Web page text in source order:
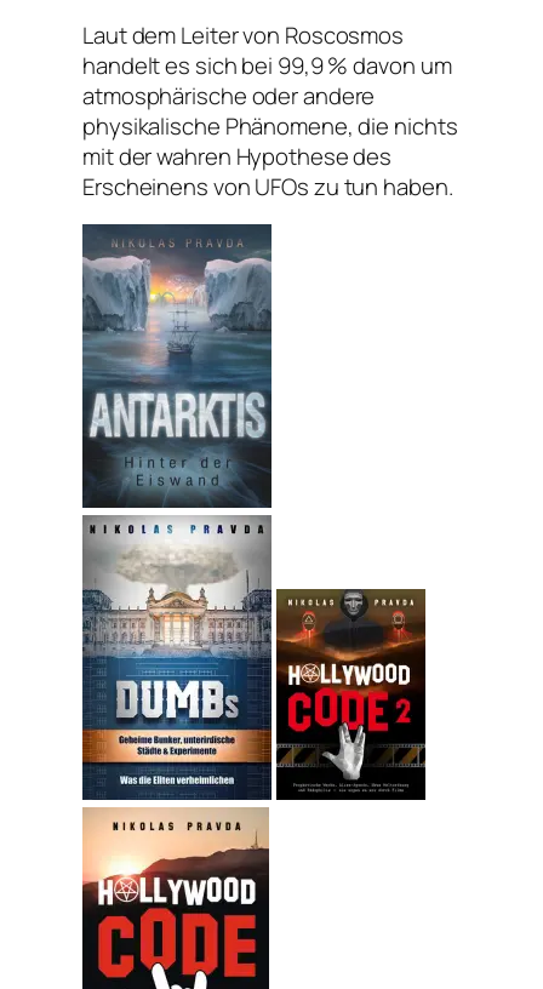
Laut dem Leiter von Roscosmos
handelt es sich bei 99,9 % davon um
atmosphärische oder andere
physikalische Phänomene, die nichts
mit der wahren Hypothese des
Erscheinens von UFOs zu tun haben.